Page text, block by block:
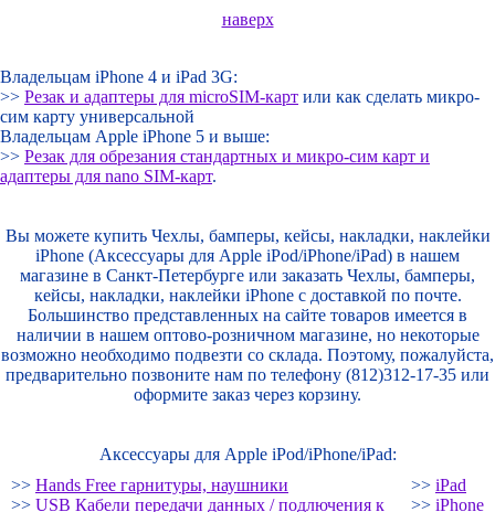
наверх
Владельцам iPhone 4 и iPad 3G:
>> Резак и адаптеры для microSIM-карт или как сделать микро-
сим карту универсальной
Владельцам Apple iPhone 5 и выше:
>> Резак для обрезания стандартных и микро-сим карт и
адаптеры для nano SIM-карт.
Вы можете купить Чехлы, бамперы, кейсы, накладки, наклейки
iPhone (Аксессуары для Apple iPod/iPhone/iPad) в нашем
магазине в Санкт-Петербурге или заказать Чехлы, бамперы,
кейсы, накладки, наклейки iPhone с доставкой по почте.
Большинство представленных на сайте товаров имеется в
наличии в нашем оптово-розничном магазине, но некоторые
возможно необходимо подвезти со склада. Поэтому, пожалуйста,
предварительно позвоните нам по телефону (812)312-17-35 или
оформите заказ через корзину.
Аксессуары для Apple iPod/iPhone/iPad:
>> Hands Free гарнитуры, наушники
>> USB Кабели передачи данных / подлючения к
>> iPad
>> iPhone